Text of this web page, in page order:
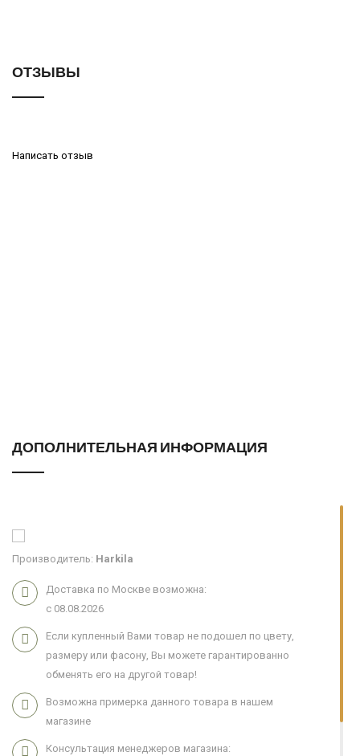
ОТЗЫВЫ
Написать отзыв
ДОПОЛНИТЕЛЬНАЯ ИНФОРМАЦИЯ
Производитель: Harkila
Доставка по Москве возможна:
с 08.08.2026
Если купленный Вами товар не подошел по цвету,
размеру или фасону, Вы можете гарантированно
обменять его на другой товар!
Возможна примерка данного товара в нашем
магазине
Консультация менеджеров магазина: